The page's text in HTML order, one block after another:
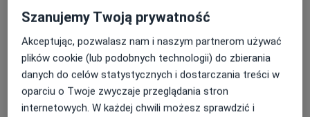
lek. Jakub Glich
Chirurg·Więcej
Waszyngtona 13B, Gdynia • Mapa
Konsultacja chirurgiczna
od 319 zł
Szanujemy Twoją prywatność
Akceptując, pozwalasz nam i naszym partnerom używać
plików cookie (lub podobnych technologii) do zbierania
danych do celów statystycznych i dostarczania treści w
oparciu o Twoje zwyczaje przeglądania stron
internetowych. W każdej chwili możesz sprawdzić i